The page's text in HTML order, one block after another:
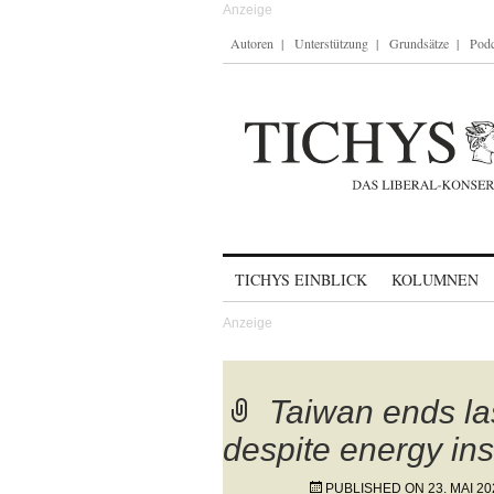
Autoren Unterstützung Grundsätze
TICHYS EINBLICK KOLUMNEN
Taiwan ends
despite energy
PUBLISHED ON 23. MAI